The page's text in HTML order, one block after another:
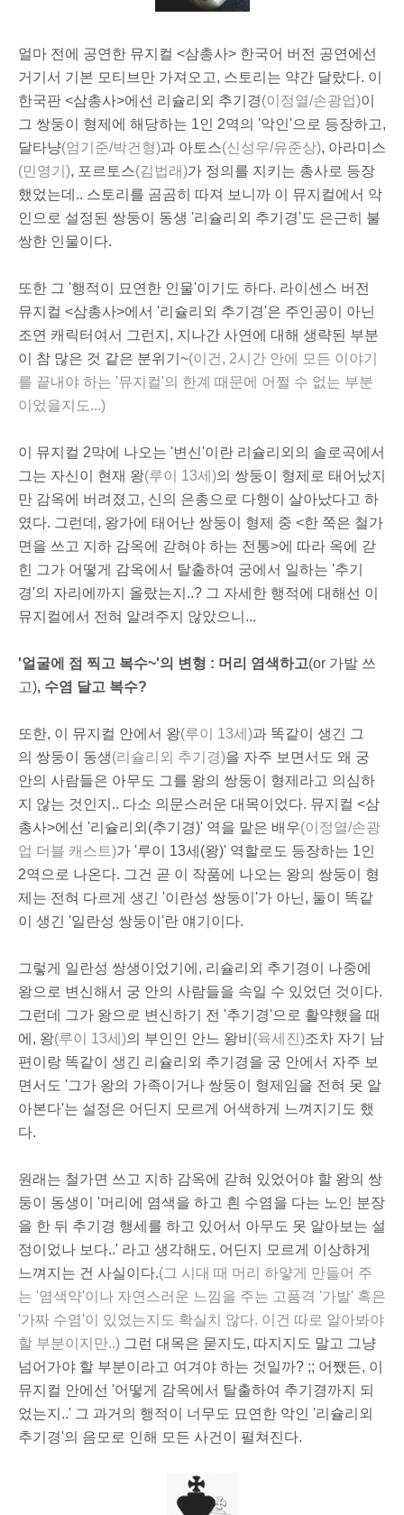
얼마 전에 공연한 뮤지컬 <삼총사> 한국어 버전 공연에선
거기서 기본 모티브만 가져오고, 스토리는 약간 달랐다. 이
한국판 <삼총사>에선 리슐리외 추기경(이정열/손광업)이
그 쌍둥이 형제에 해당하는 1인 2역의 '악인'으로 등장하고,
달타냥(엄기준/박건형)과 아토스(신성우/유준상), 아라미스
(민영기), 포르토스(김법래)가 정의를 지키는 총사로 등장
했었는데.. 스토리를 곰곰히 따져 보니까 이 뮤지컬에서 악
인으로 설정된 쌍둥이 동생 '리슐리외 추기경'도 은근히 불
쌍한 인물이다.
또한 그 '행적이 묘연한 인물'이기도 하다. 라이센스 버전
뮤지컬 <삼총사>에서 '리슐리외 추기경'은 주인공이 아닌
조연 캐릭터여서 그런지, 지나간 사연에 대해 생략된 부분
이 참 많은 것 같은 분위기~(이건, 2시간 안에 모든 이야기
를 끝내야 하는 '뮤지컬'의 한계 때문에 어쩔 수 없는 부분
이었을지도...)
이 뮤지컬 2막에 나오는 '변신'이란 리슐리외의 솔로곡에서
그는 자신이 현재 왕(루이 13세)의 쌍둥이 형제로 태어났지
만 감옥에 버려졌고, 신의 은총으로 다행이 살아났다고 하
였다. 그런데, 왕가에 태어난 쌍둥이 형제 중 <한 쪽은 철가
면을 쓰고 지하 감옥에 갇혀야 하는 전통>에 따라 옥에 갇
힌 그가 어떻게 감옥에서 탈출하여 궁에서 일하는 '추기
경'의 자리에까지 올랐는지..? 그 자세한 행적에 대해선 이
뮤지컬에서 전혀 알려주지 않았으니...
'얼굴에 점 찍고 복수~'의 변형 : 머리 염색하고(or 가발 쓰
고), 수염 달고 복수?
또한, 이 뮤지컬 안에서 왕(루이 13세)과 똑같이 생긴 그
의 쌍둥이 동생(리슐리외 추기경)을 자주 보면서도 왜 궁
안의 사람들은 아무도 그를 왕의 쌍둥이 형제라고 의심하
지 않는 것인지.. 다소 의문스러운 대목이었다. 뮤지컬 <삼
총사>에선 '리슐리외(추기경)' 역을 맡은 배우(이정열/손광
업 더블 캐스트)가 '루이 13세(왕)' 역할로도 등장하는 1인
2역으로 나온다. 그건 곧 이 작품에 나오는 왕의 쌍둥이 형
제는 전혀 다르게 생긴 '이란성 쌍둥이'가 아닌, 둘이 똑같
이 생긴 '일란성 쌍둥이'란 얘기이다.
그렇게 일란성 쌍생이었기에, 리슐리외 추기경이 나중에
왕으로 변신해서 궁 안의 사람들을 속일 수 있었던 것이다.
그런데 그가 왕으로 변신하기 전 '추기경'으로 활약했을 때
에, 왕(루이 13세)의 부인인 안느 왕비 (육세진)조차 자기 남
편이랑 똑같이 생긴 리슐리외 추기경을 궁 안에서 자주 보
면서도 '그가 왕의 가족이거나 쌍둥이 형제임을 전혀 못 알
아본다'는 설정은 어딘지 모르게 어색하게 느껴지기도 했
다.
원래는 철가면 쓰고 지하 감옥에 갇혀 있었어야 할 왕의 쌍
둥이 동생이 '머리에 염색을 하고 흰 수염을 다는 노인 분장
을 한 뒤 추기경 행세를 하고 있어서 아무도 못 알아보는 설
정이었나 보다..' 라고 생각해도, 어딘지 모르게 이상하게
느껴지는 건 사실이다.(그 시대 때 머리 하얗게 만들어 주
는 '염색약'이나 자연스러운 느낌을 주는 고품격 '가발' 혹은
'가짜 수염'이 있었는지도 확실치 않다. 이건 따로 알아봐야
할 부분이지만..) 그런 대목은 묻지도, 따지지도 말고 그냥
넘어가야 할 부분이라고 여겨야 하는 것일까? ;; 어쨌든, 이
뮤지컬 안에선 '어떻게 감옥에서 탈출하여 추기경까지 되
었는지..' 그 과거의 행적이 너무도 묘연한 악인 '리슐리외
추기경'의 음모로 인해 모든 사건이 펼쳐진다.